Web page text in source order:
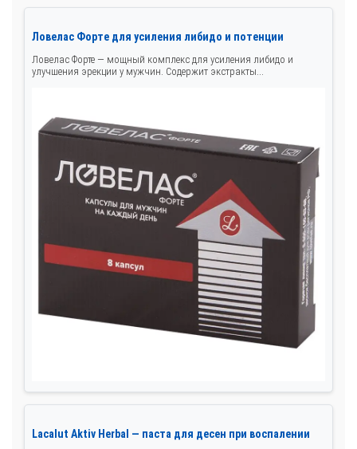
Ловелас Форте для усиления либидо и потенции
Ловелас Форте — мощный комплекс для усиления либидо и
улучшения эрекции у мужчин. Содержит экстракты...
Lacalut Aktiv Herbal — паста для десен при воспалении